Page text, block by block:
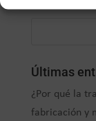
Últimas
¿Por qué la
fabricación y